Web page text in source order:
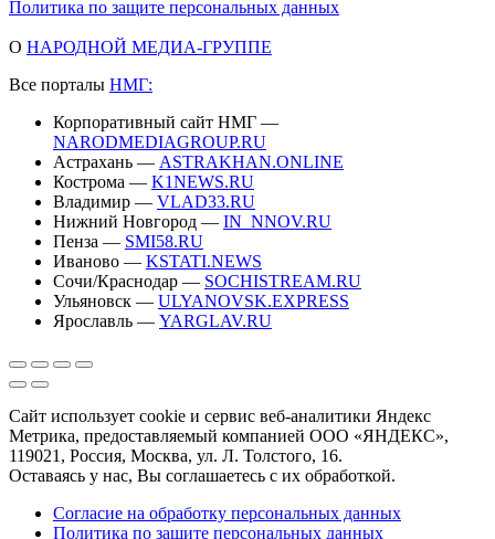
Политика по защите персональных данных
О НАРОДНОЙ МЕДИА-ГРУППЕ
Все порталы НМГ:
Корпоративный сайт НМГ —
NARODMEDIAGROUP.RU
Астрахань — ASTRAKHAN.ONLINE
Кострома — K1NEWS.RU
Владимир — VLAD33.RU
Нижний Новгород — IN_NNOV.RU
Пенза — SMI58.RU
Иваново — KSTATI.NEWS
Сочи/Краснодар — SOCHISTREAM.RU
Ульяновск — ULYANOVSK.EXPRESS
Ярославль — YARGLAV.RU
Сайт использует cookie и сервис веб-аналитики Яндекс
Метрика, предоставляемый компанией ООО «ЯНДЕКС»,
119021, Россия, Москва, ул. Л. Толстого, 16.
Оставаясь у нас, Вы соглашаетесь с их обработкой.
Согласие на обработку персональных данных
Политика по защите персональных данных